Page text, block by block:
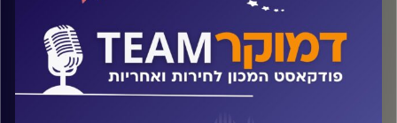
קרדיט תמונות:המכון לחירות ואחריות